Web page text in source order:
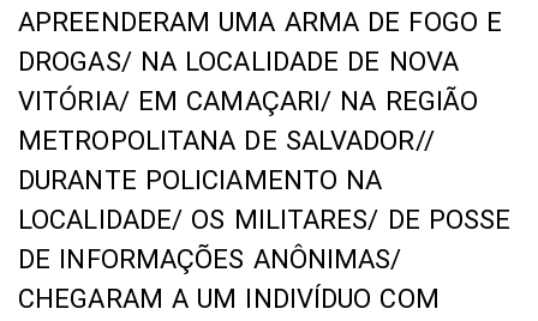
APREENDERAM UMA ARMA DE FOGO E
DROGAS/ NA LOCALIDADE DE NOVA
VITÓRIA/ EM CAMAÇARI/ NA REGIÃO
METROPOLITANA DE SALVADOR//
DURANTE POLICIAMENTO NA
LOCALIDADE/ OS MILITARES/ DE POSSE
DE INFORMAÇÕES ANÔNIMAS/
CHEGARAM A UM INDIVÍDUO COM